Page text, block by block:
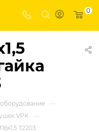
0
—
VPK —
Т2203